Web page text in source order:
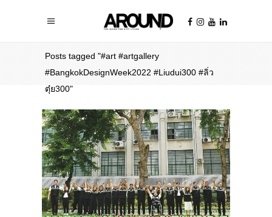
Posts tagged "#art #artgallery
#BangkokDesignWeek2022 #Liudui300 #ลิ่ว
ตุ๋ย300"